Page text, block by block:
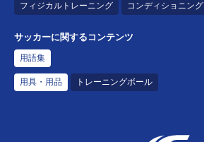
フィジカルトレーニング コンディショニング
サッカーに関するコンテンツ
用語集
用具・用品 トレーニングボール